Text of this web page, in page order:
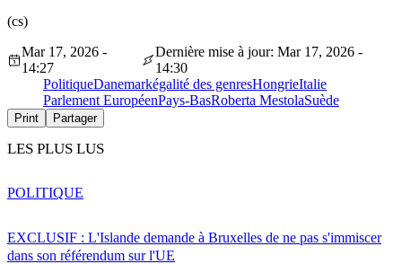
(cs)
Mar 17, 2026 -
14:27
Dernière mise à jour: Mar 17, 2026 -
14:30
PolitiqueDanemarkégalité des genresHongrieItalie
Parlement EuropéenPays-BasRoberta MestolaSuède
Print Partager
LES PLUS LUS
EXCLUSIF : L'Islande demande à Bruxelles de ne pas s'immiscer
dans son référendum sur l'UE
POLITIQUE